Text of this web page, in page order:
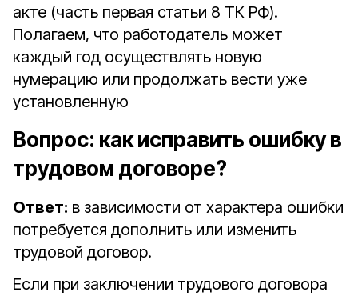
акте (часть первая статьи 8 ТК РФ).
Полагаем, что работодатель может
каждый год осуществлять новую
нумерацию или продолжать вести уже
установленную
Вопрос: как исправить ошибку в
трудовом договоре?
Ответ: в зависимости от характера ошибки
потребуется дополнить или изменить
трудовой договор.
Если при заключении трудового договора